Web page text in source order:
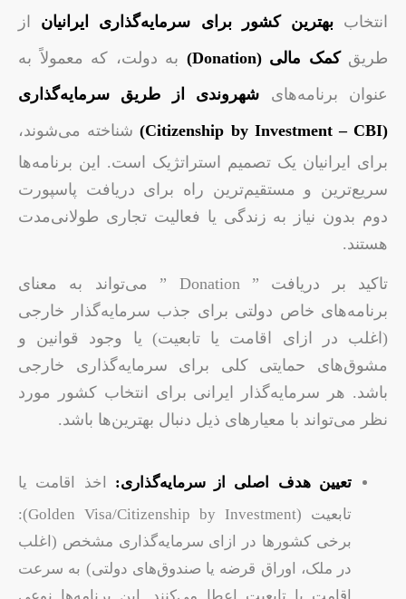
انتخاببهترین کشور برای سرمایه‌گذاری ایرانیان از
طریقکمک مالی (Donation)
به دولت، که معمولاً به
عنوان برنامه‌های شهروندی از طریق سرمایه‌گذاری
(Citizenship by Investment – CBI)
شناخته می‌شوند،
برای ایرانیان یک تصمیم استراتژیک است. این برنامه‌ها
سریع‌ترین و مستقیم‌ترین راه برای دریافت پاسپورت
دوم بدون نیاز به زندگی یا فعالیت تجاری طولانی‌مدت
هستند.
تاکید بر دریافت ” Donation ” می‌تواند به معنای
برنامه‌های خاص دولتی برای جذب سرمایه‌گذار خارجی
(اغلب در ازای اقامت یا تابعیت) یا وجود قوانین و
مشوق‌های حمایتی کلی برای سرمایه‌گذاری خارجی
باشد. هر سرمایه‌گذار ایرانی برای انتخاب کشور مورد
نظر می‌تواند با معیارهای ذیل دنبال بهترین‌ها باشد.
تعیین هدف اصلی از سرمایه‌گذاری: اخذ اقامت یا
تابعیت (Golden Visa/Citizenship by Investment):
برخی کشورها در ازای سرمایه‌گذاری مشخص (اغلب
در ملک، اوراق قرضه یا صندوق‌های دولتی) به سرعت
اقامت یا تابعیت اعطا می‌کنند. این برنامه‌ها نوعی